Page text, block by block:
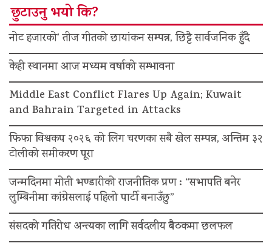
छुटाउनु भयो कि?
नोट हजारको’ तीज गीतको छायांकन सम्पन्न, छिट्टै सार्वजनिक हुँदै
केही स्थानमा आज मध्यम वर्षाको सम्भावना
Middle East Conflict Flares Up Again; Kuwait
and Bahrain Targeted in Attacks
फिफा विश्वकप २०२६ को लिग चरणका सबै खेल सम्पन्न, अन्तिम ३२
टोलीको समीकरण पूरा
जन्मदिनमा मोती भण्डारीको राजनीतिक प्रण : “सभापति बनेर
लुम्बिनीमा कांग्रेसलाई पहिलो पार्टी बनाउँछु”
संसदको गतिरोध अन्त्यका लागि सर्वदलीय बैठकमा छलफल